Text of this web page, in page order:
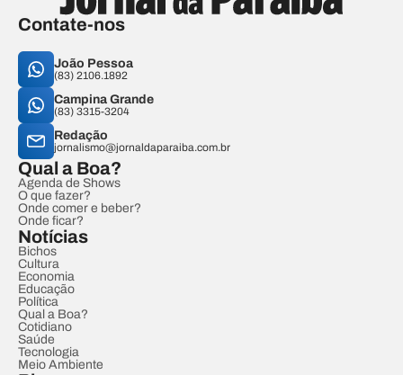
Contate-nos
João Pessoa
(83) 2106.1892
Campina Grande
(83) 3315-3204
Redação
jornalismo@jornaldaparaiba.com.br
Qual a Boa?
Agenda de Shows
O que fazer?
Onde comer e beber?
Onde ficar?
Notícias
Bichos
Cultura
Economia
Educação
Política
Qual a Boa?
Cotidiano
Saúde
Tecnologia
Meio Ambiente